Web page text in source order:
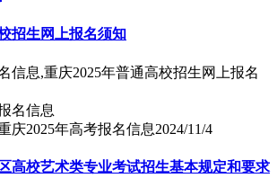
招生网上报名须知
信息,重庆2025年普通高校招生网上报名
庆2025年高考报名信息2024/11/4
高校艺术类专业考试招生基本规定和要求